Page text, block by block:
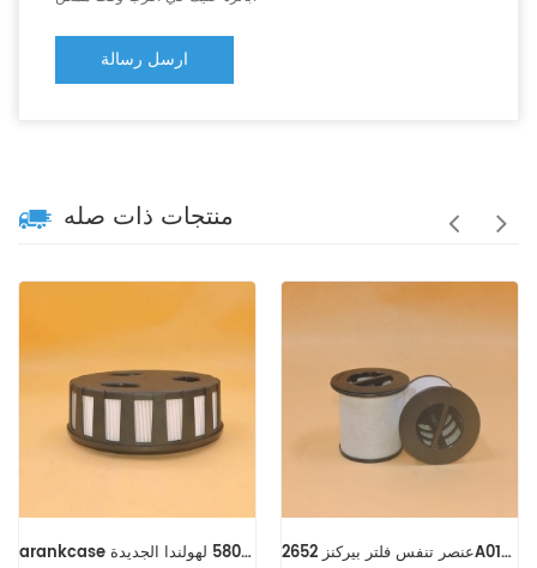
ارسل رسالة
منتجات ذات صله
arankcase متنفس مرشح 5801659560 لهولندا الجديدة عنصر تنفس فلتر بيركنز 2652A016 229-3555 10000-45492 700994A1